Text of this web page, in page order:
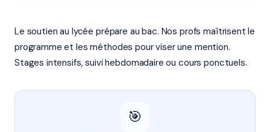
Le soutien au lycée prépare au bac. Nos profs maîtrisent le
programme et les méthodes pour viser une mention.
Stages intensifs, suivi hebdomadaire ou cours ponctuels.
🎯